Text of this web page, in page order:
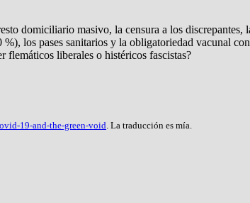
domiciliario masivo, la censura a los discrepantes,
los pases sanitarios y la obligatoriedad vacunal
flemáticos liberales o histéricos fascistas?
19-and-the-green-void. La traducción es mía.